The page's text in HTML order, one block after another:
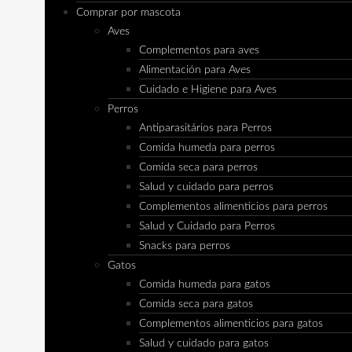
Comprar por mascota
Aves
Complementos para aves
Alimentación para Aves
Cuidado e Higiene para Aves
Perros
Antiparasitários para Perros
Comida humeda para perros
Comida seca para perros
Salud y cuidado para perros
Complementos alimenticios para perros
Salud y Cuidado para Perros
Snacks para perros
Gatos
Comida humeda para gatos
Comida seca para gatos
Complementos alimenticios para gatos
Salud y cuidado para gatos